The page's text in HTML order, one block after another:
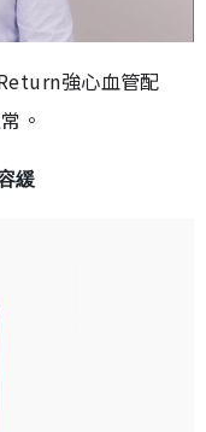
強心血管配
。
緩